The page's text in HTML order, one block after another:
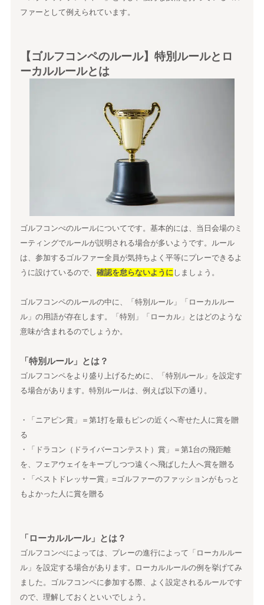
ファーとして例えられています。
【ゴルフコンペのルール】特別ルールとロ
ーカルルールとは
ゴルフコンぺのルールについてです。基本的には、当日会場のミ
ーティングでルールが説明される場合が多いようです。ルール
は、参加するゴルファー全員が気持ちよく平等にプレーできるよ
うに設けているので、確認を怠らないように しましょう。
ゴルフコンペのルールの中に、「特別ルール」「ローカルルー
ル」の用語が存在します。「特別」「ローカル」とはどのような
意味が含まれるのでしょうか。
「特別ルール」とは？
ゴルフコンペをより盛り上げるために、「特別ルール」を設定す
る場合があります。特別ルールは、例えば以下の通り。
・「ニアピン賞」＝第1打を最もピンの近くへ寄せた人に賞を贈
る
・「ドラコン（ドライバーコンテスト）賞」＝第1台の飛距離
を、フェアウェイをキープしつつ遠くへ飛ばした人へ賞を贈る
・「ベストドレッサー賞」=ゴルファーのファッションがもっと
もよかった人に賞を贈る
「ローカルルール」とは？
ゴルフコンぺによっては、プレーの進行によって「ローカルルー
ル」を設定する場合があります。ローカルルールの例を挙げてみ
ました。ゴルフコンペに参加する際、よく設定されるルールです
ので、理解しておくといいでしょう。